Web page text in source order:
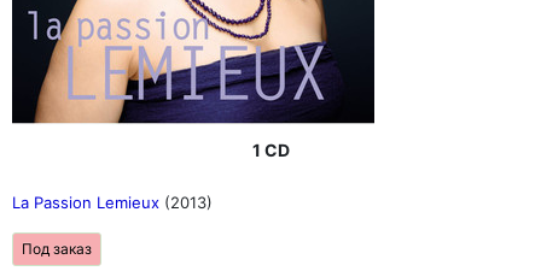
1 CD
La Passion Lemieux (2013)
Под заказ